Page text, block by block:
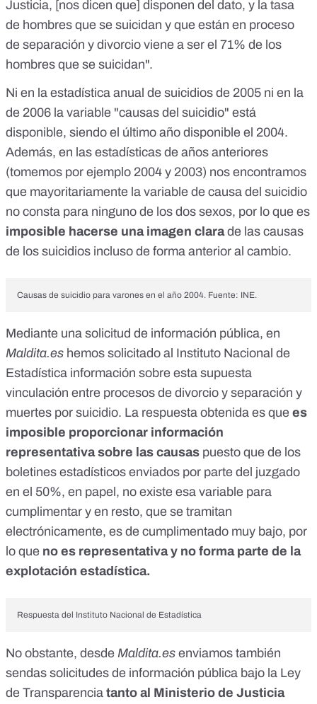
Justicia, [nos dicen que] disponen del dato, y la tasa
de hombres que se suicidan y que están en proceso
de separación y divorcio viene a ser el 71% de los
hombres que se suicidan".
Ni en la estadística anual de suicidios de 2005 ni en la
de 2006 la variable "causas del suicidio" está
disponible, siendo el último año disponible el 2004.
Además, en las estadísticas de años anteriores
(tomemos por ejemplo 2004 y 2003) nos encontramos
que mayoritariamente la variable de causa del suicidio
no consta para ninguno de los dos sexos, por lo que es
imposible hacerse una imagen clarade las causas
de los suicidios incluso de forma anterior al cambio.
Causas de suicidio para varones en el año 2004. Fuente: INE.
Mediante una solicitud de información pública, en
Maldita.es hemos solicitado al Instituto Nacional de
Estadística información sobre esta supuesta
vinculación entre procesos de divorcio y separación y
muertes por suicidio. La respuesta obtenida es que es
imposible proporcionar información
representativa sobre las causas puesto que de los
boletines estadísticos enviados por parte del juzgado
en el 50%, en papel, no existe esa variable para
cumplimentar y en resto, que se tramitan
electrónicamente, es de cumplimentado muy bajo, por
lo que no es representativa y no forma parte de la
explotación estadística.
Respuesta del Instituto Nacional de Estadística
No obstante, desde Maldita.es enviamos también
sendas solicitudes de información pública bajo la Ley
de Transparencia tanto al Ministerio de Justicia